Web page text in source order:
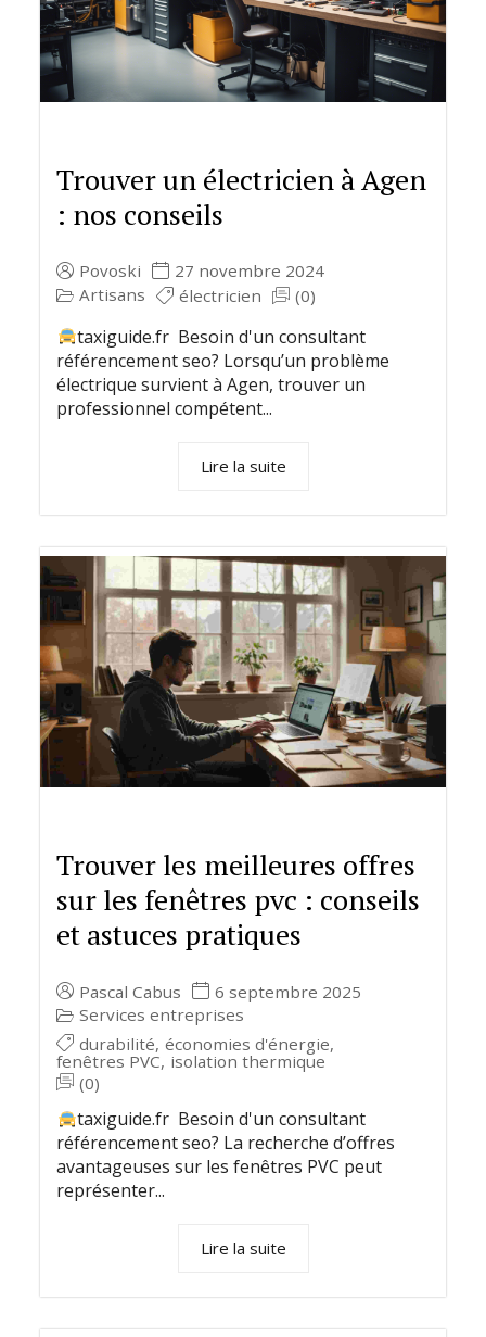
Trouver un électricien à Agen
: nos conseils
Povoski
27 novembre 2024
Artisans
électricien (0)
taxiguide.fr Besoin d'un consultant
référencement seo? Lorsqu’un problème
électrique survient à Agen, trouver un
professionnel compétent...
Lire la suite
Trouver les meilleures offres
sur les fenêtres pvc : conseils
et astuces pratiques
Pascal Cabus
6 septembre 2025
Services entreprises
durabilité, économies d'énergie,
fenêtres PVC, isolation thermique
(0)
taxiguide.fr Besoin d'un consultant
référencement seo? La recherche d’offres
avantageuses sur les fenêtres PVC peut
représenter...
Lire la suite